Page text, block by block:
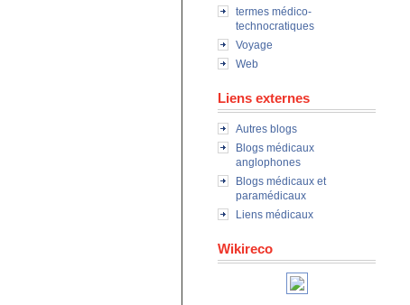
termes médico-
technocratiques
Voyage
Web
Liens externes
Autres blogs
Blogs médicaux
anglophones
Blogs médicaux et
paramédicaux
Liens médicaux
Wikireco